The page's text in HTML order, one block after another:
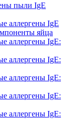
пыли IgE
аллергены IgE
яйца
аллергены IgE:
аллергены IgE:
аллергены IgE:
аллергены IgE:
аллергены IgE: